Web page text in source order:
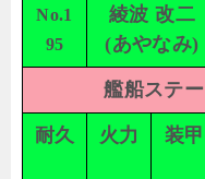
No.1
95
綾波 改二
(あやなみ)
艦船ステ
耐久 火力 装甲